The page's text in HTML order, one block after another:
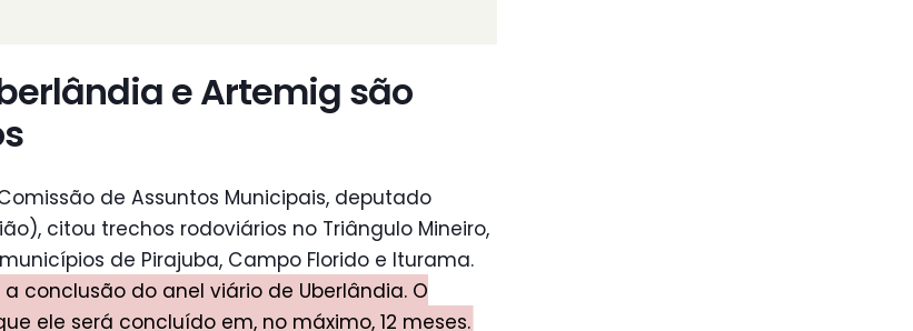
e Artemig são
de Assuntos Municipais, deputado
citou trechos rodoviários no Triângulo Mineiro,
de Pirajuba, Campo Florido e Iturama.
conclusão do anel viário de Uberlândia. O
ele será concluído em, no máximo, 12 meses.